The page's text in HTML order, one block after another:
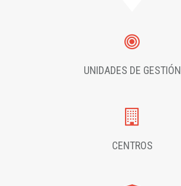
UNIDADES DE GESTIÓN
CENTROS